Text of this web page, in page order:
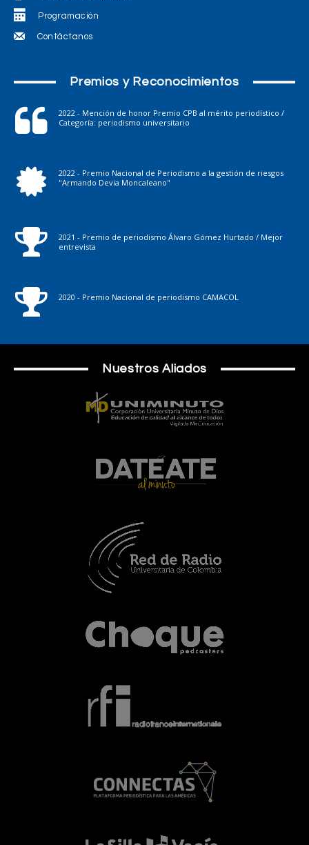
Programación
Contáctanos
Premios y Reconocimientos
2022 - Mención de honor Premio CPB al mérito periodístico /
Categoría: periodismo universitario
2022 - Premio Nacional de Periodismo a la gestión de riesgos
"Armando Devia Moncaleano"
2021 - Premio de periodismo Álvaro Gómez Hurtado / Mejor
entrevista
2020 - Premio Nacional de periodismo CAMACOL
Nuestros Aliados